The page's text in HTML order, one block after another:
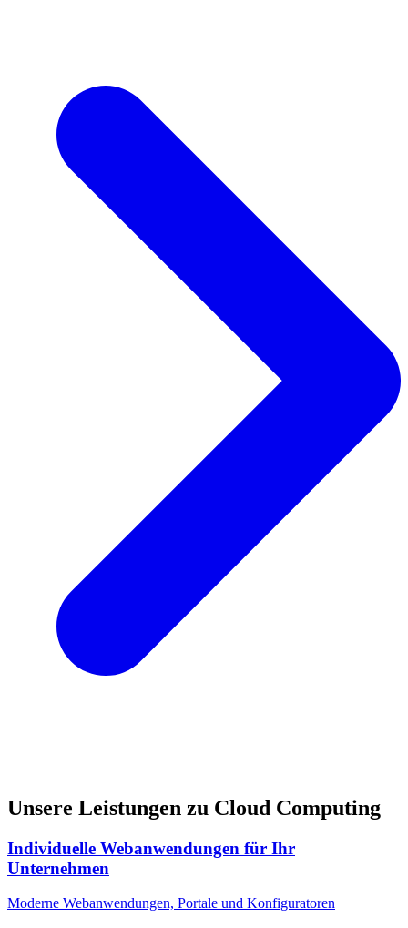
Unsere Leistungen zu Cloud Computing
Individuelle Webanwendungen für Ihr
Unternehmen
Moderne Webanwendungen, Portale und Konfiguratoren